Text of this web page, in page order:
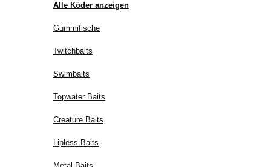
Alle Köder anzeigen
Gummifische
Twitchbaits
Swimbaits
Topwater Baits
Creature Baits
Lipless Baits